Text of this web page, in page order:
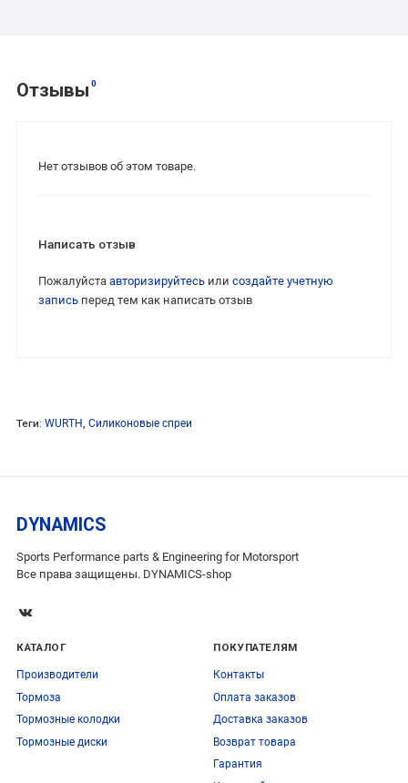
Отзывы 0
Нет отзывов об этом товаре.
Написать отзыв
Пожалуйста авторизируйтесьили создайте учетную
записьперед тем как написать отзыв
Теги: WURTH, Силиконовые спреи
DYNAMICS
Sports Performance parts & Engineering for Motorsport
Все права защищены. DYNAMICS-shop
КАТАЛОГ
Производители
Тормоза
Тормозные колодки
Тормозные диски
ПОКУПАТЕЛЯМ
Контакты
Оплата заказов
Доставка заказов
Возврат товара
Гарантия